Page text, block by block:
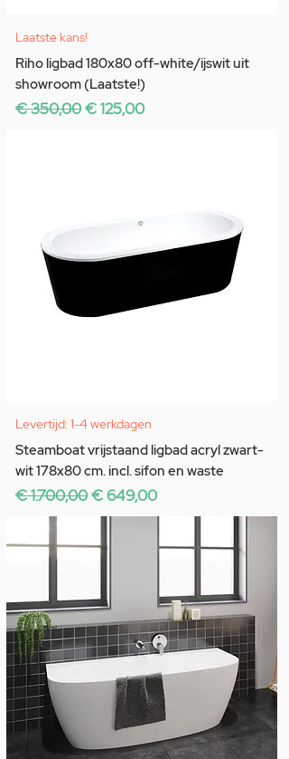
Laatste kans!
Riho ligbad 180x80 off-white/ijswit uit
showroom (Laatste!)
Normale prijs
€ 350,00Verkoopprijs
€ 125,00
Levertijd: 1-4 werkdagen
Steamboat vrijstaand ligbad acryl zwart-
wit 178x80 cm. incl. sifon en waste
Normale prijs
€ 1.700,00Verkoopprijs
€ 649,00